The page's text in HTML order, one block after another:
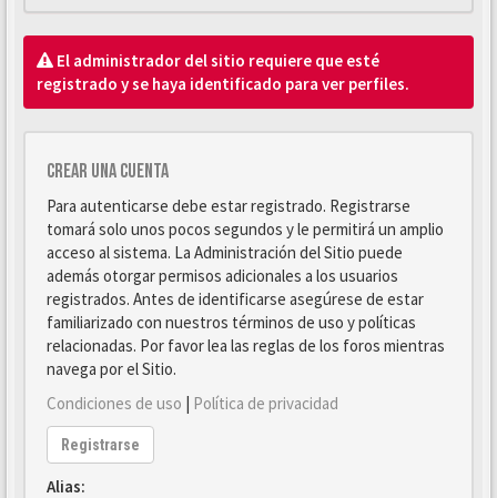
El administrador del sitio requiere que esté
registrado y se haya identificado para ver perfiles.
Crear una cuenta
Para autenticarse debe estar registrado. Registrarse
tomará solo unos pocos segundos y le permitirá un amplio
acceso al sistema. La Administración del Sitio puede
además otorgar permisos adicionales a los usuarios
registrados. Antes de identificarse asegúrese de estar
familiarizado con nuestros términos de uso y políticas
relacionadas. Por favor lea las reglas de los foros mientras
navega por el Sitio.
Condiciones de uso | Política de privacidad
Registrarse
Alias: